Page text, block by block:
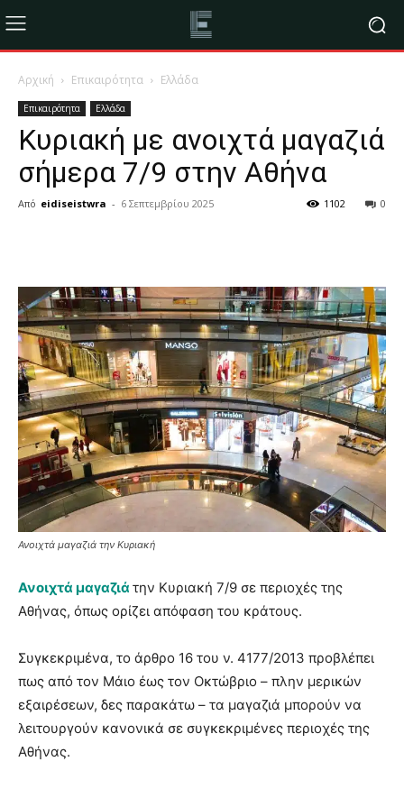
Αρχική Επικαιρότητα Ελλάδα
Επικαιρότητα Ελλάδα
Κυριακή με ανοιχτά μαγαζιά
σήμερα 7/9 στην Αθήνα
Από eidiseistwra - 6 Σεπτεμβρίου 2025 0
1102
Ανοιχτά μαγαζιά την Κυριακή
Ανοιχτά μαγαζιά την Κυριακή 7/9 σε περιοχές της
Αθήνας, όπως ορίζει απόφαση του κράτους.
Συγκεκριμένα, το άρθρο 16 του ν. 4177/2013 προβλέπει
πως από τον Μάιο έως τον Οκτώβριο – πλην μερικών
εξαιρέσεων, δες παρακάτω – τα μαγαζιά μπορούν να
λειτουργούν κανονικά σε συγκεκριμένες περιοχές της
Αθήνας.